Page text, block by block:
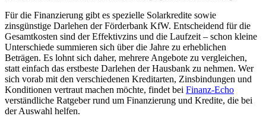
Für die Finanzierung gibt es spezielle Solarkredite sowie
zinsgünstige Darlehen der Förderbank KfW. Entscheidend für die
Gesamtkosten sind der Effektivzins und die Laufzeit – schon kleine
Unterschiede summieren sich über die Jahre zu erheblichen
Beträgen. Es lohnt sich daher, mehrere Angebote zu vergleichen,
statt einfach das erstbeste Darlehen der Hausbank zu nehmen. Wer
sich vorab mit den verschiedenen Kreditarten, Zinsbindungen und
Konditionen vertraut machen möchte, findet bei Finanz-Echo
verständliche Ratgeber rund um Finanzierung und Kredite, die bei
der Auswahl helfen.